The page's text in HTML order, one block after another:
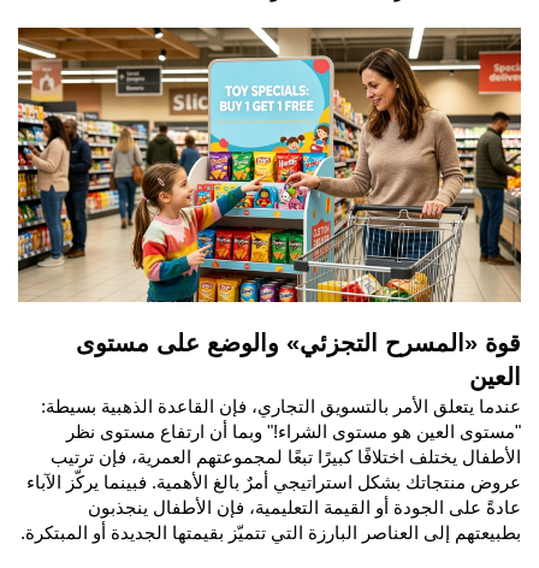
قوة «المسرح التجزئي» والوضع على مستوى
العين
عندما يتعلق الأمر بالتسويق التجاري، فإن القاعدة الذهبية بسيطة:
"مستوى العين هو مستوى الشراء!" وبما أن ارتفاع مستوى نظر
الأطفال يختلف اختلافًا كبيرًا تبعًا لمجموعتهم العمرية، فإن ترتيب
عروض منتجاتك بشكل استراتيجي أمرٌ بالغ الأهمية. فبينما يركّز الآباء
عادةً على الجودة أو القيمة التعليمية، فإن الأطفال ينجذبون
بطبيعتهم إلى العناصر البارزة التي تتميّز بقيمتها الجديدة أو المبتكرة.